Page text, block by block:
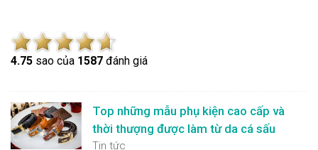
4.75 sao của 1587 đánh giá
Top những mẫu phụ kiện cao cấp và
thời thượng được làm từ da cá sấu
Tin tức